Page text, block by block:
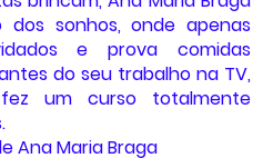
sonhos, onde apenas
e prova comidas
do seu trabalho na TV,
um curso totalmente
Ana Maria Braga